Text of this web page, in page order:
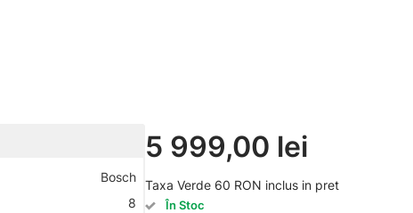
Bosch
8
5 999,00 lei
Taxa Verde 60 RON inclus in pret
În Stoc